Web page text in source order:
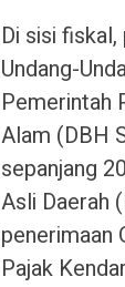
Di sisi
Undang-
Pemerintah
Alam (DBH
sepanjang
Asli Daerah
penerimaan
Pajak